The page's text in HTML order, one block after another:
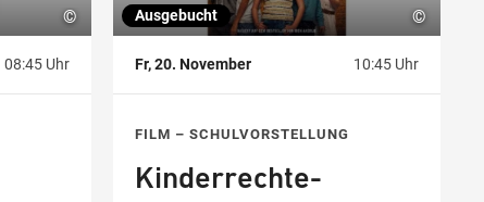
©
08:45 Uhr
©
Ausgebucht
Fr, 20. November 10:45 Uhr
FILM – SCHULVORSTELLUNG
Kinderrechte-